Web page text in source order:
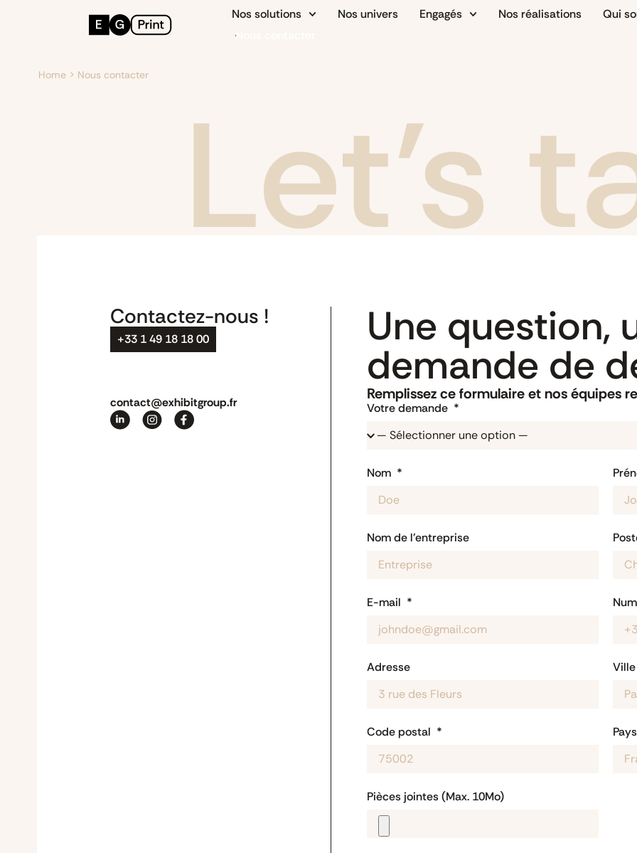
Nos solutions Nos univers Engagés Nos réalisations
Qui
Nous contacter
Home > Nous contacter
Let's
Contactez-nous !
+33 1 49 18 18 00
contact@exhibitgroup.fr
Une question,
demande de
Remplissez ce formulaire et nos équipes
Votre demande
Nom
Nom de l'entreprise
E-mail
Adresse Ville
Code postal Pays
Pièces jointes (Max. 10Mo)